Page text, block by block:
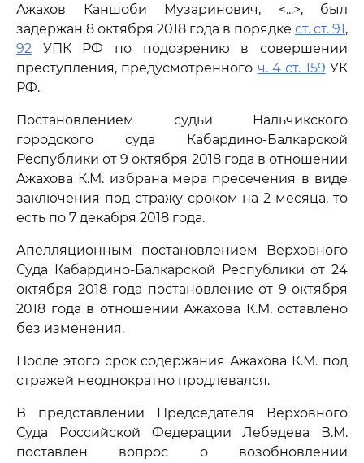
Ажахов Каншоби Музаринович, <...>, был
задержан 8 октября 2018 года в порядке ст. ст. 91,
92 УПК РФ по подозрению в совершении
преступления, предусмотренного ч. 4 ст. 159 УК
РФ.
Постановлением судьи Нальчикского
городского суда Кабардино-Балкарской
Республики от 9 октября 2018 года в отношении
Ажахова К.М. избрана мера пресечения в виде
заключения под стражу сроком на 2 месяца, то
есть по 7 декабря 2018 года.
Апелляционным постановлением Верховного
Суда Кабардино-Балкарской Республики от 24
октября 2018 года постановление от 9 октября
2018 года в отношении Ажахова К.М. оставлено
без изменения.
После этого срок содержания Ажахова К.М. под
стражей неоднократно продлевался.
В представлении Председателя Верховного
Суда Российской Федерации Лебедева В.М.
поставлен вопрос о возобновлении